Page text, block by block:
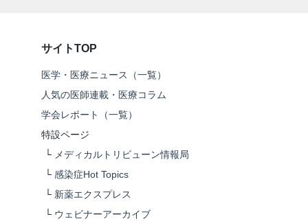
サイトTOP
医学・医療ニュース（一覧）
人気の医師連載・医療コラム
学会レポート（一覧）
特設ページ
└ メディカルトリビューン情報局
└ 感染症Hot Topics
└ 新薬エクスプレス
└ ウェビナーアーカイブ